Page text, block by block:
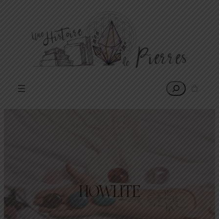
Rechercher
HOWLITE